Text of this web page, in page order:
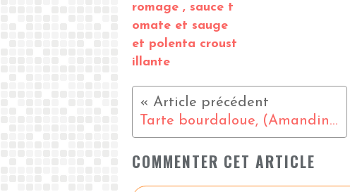
romage , sauce t
omate et sauge
et polenta croust
illante
Tarte bourdaloue, (Amandine aux poires )
COMMENTER CET ARTICLE